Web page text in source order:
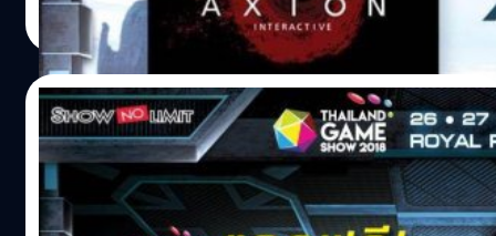
Thailand Game Show 2018 นะค้า ซื้อบัตรเข้างานได้ที่ |
TrueMoney Wallet ดาวน์โหลดแอปฯ TrueMoney
Wallet เพื่อซื้อบัตร : https://goo.gl/Pb3jgq ดูวิธีการซื้อ
บัตรที่นี่ : https://youtu.be/3fwmORMwDnk ดาวน์โหลด
แอป Thailand Game Show ได้ที่ : ดาวน์โหลด
แอปฯ Thailand Game Show เพื่อลุ้นรางวัล Android
: https://goo.gl/TKFWwZ iOS : https://goo.gl/tsX83z
Read More
24/10/2018
อยากแจก!! กิจกรรม TGS EVERYDAY ประจำ
วันที่ 24 ต.ค. 61 ซื้อบัตรงาน TGS 2018 แล้วไป
ลุ้นกัน